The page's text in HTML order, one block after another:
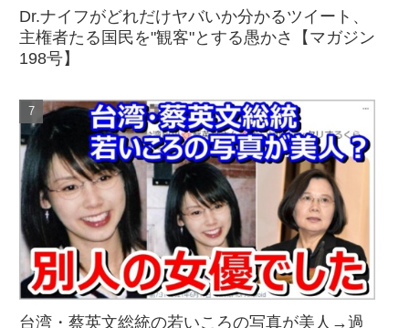
Dr.ナイフがどれだけヤバいか分かるツイート、
主権者たる国民を"観客"とする愚かさ【マガジン
198号】
台湾・蔡英文総統の若いころの写真が美人→過